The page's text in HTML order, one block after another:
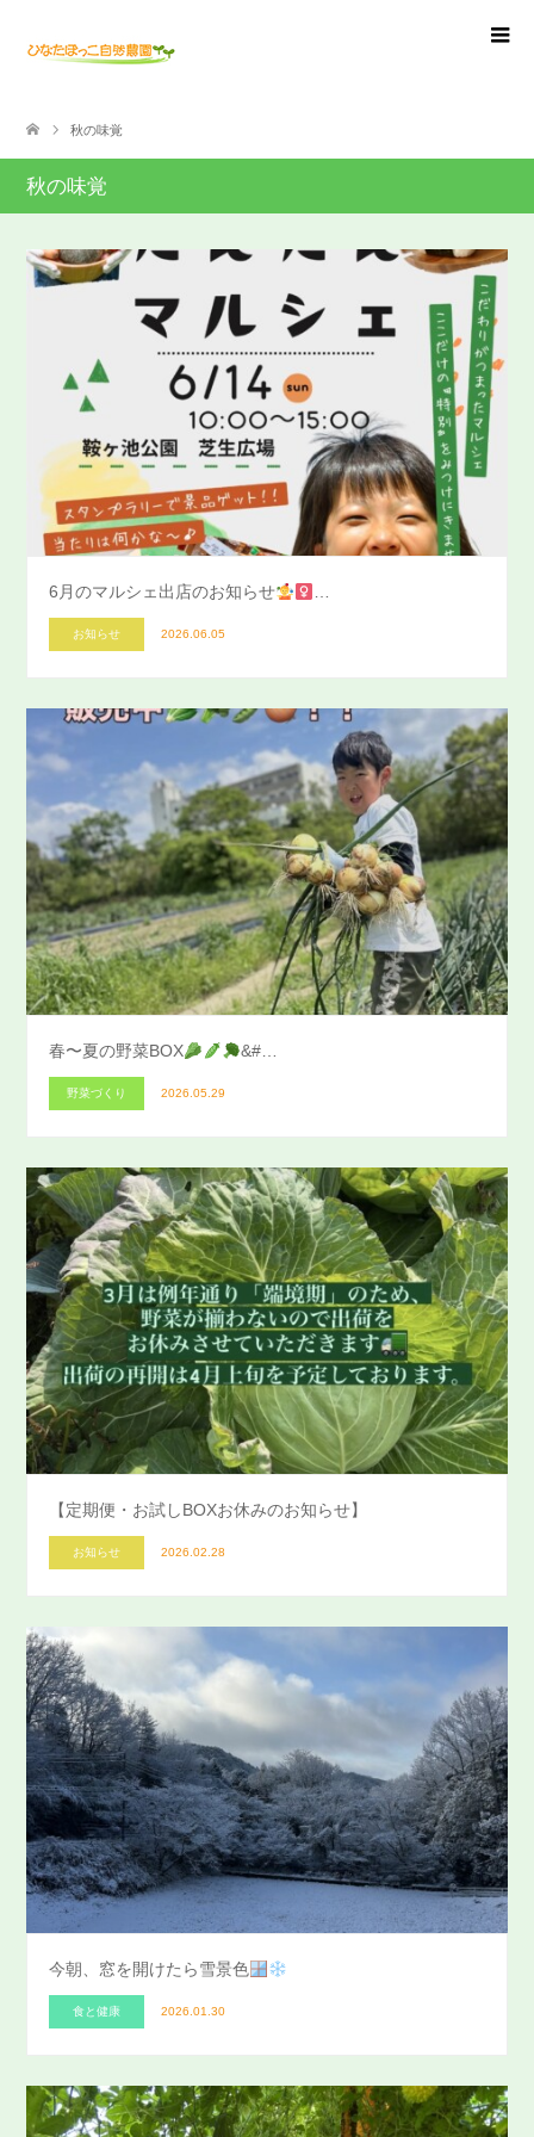
秋の味覚
秋の味覚
6月のマルシェ出店のお知らせ
お知らせ 2026.06.05
春〜夏の野菜BOX &#…
野菜づくり 2026.05.29
【定期便・お試しBOXお休みのお知らせ】
お知らせ 2026.02.28
今朝、窓を開けたら雪景色
食と健康 2026.01.30